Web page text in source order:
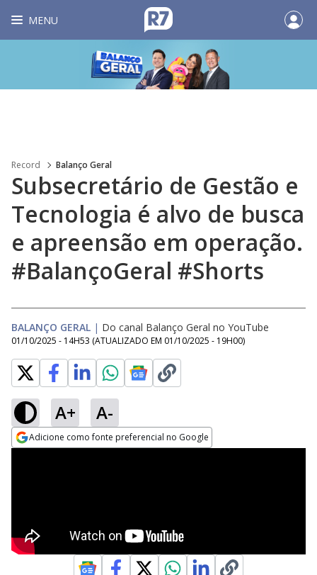
MENU
Record Balanço Geral
Subsecretário de Gestão e
Tecnologia é alvo de busca
e apreensão em operação.
#BalançoGeral #Shorts
BALANÇO GERAL | Do canal Balanço Geral no YouTube
01/10/2025 - 14H53 (ATUALIZADO EM 01/10/2025 - 19H00)
A+ A-
Adicione como fonte preferencial no Google